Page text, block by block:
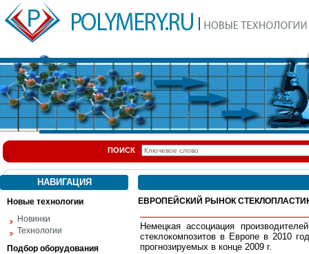
ПОИСК
НАВИГАЦИЯ
Новые технологии
Новинки
Технологии
Подбор оборудования
ЕВРОПЕЙСКИЙ РЫНОК
Немецкая ассоциация
стеклокомпозитов в Европе в 2010
прогнозируемых в конце 2009 г.